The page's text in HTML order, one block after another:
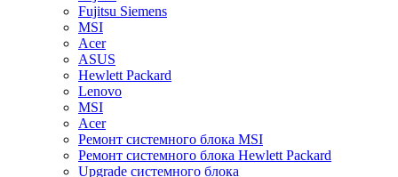
Fujitsu Siemens
MSI
Acer
ASUS
Hewlett Packard
Lenovo
MSI
Acer
Ремонт системного блока MSI
Ремонт системного блока Hewlett Packard
Upgrade системного блока